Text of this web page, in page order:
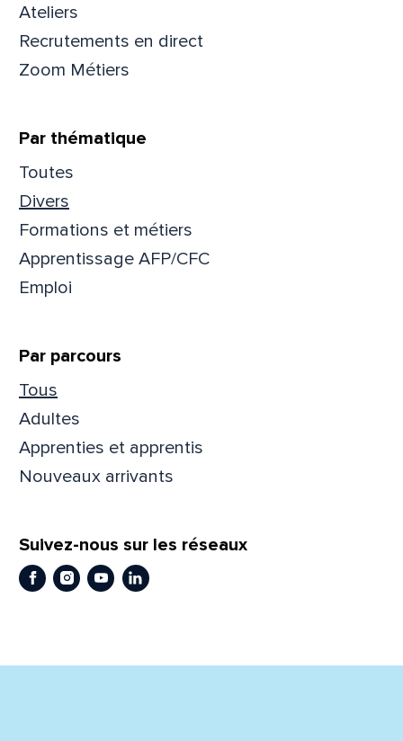
Ateliers
Recrutements en direct
Zoom Métiers
Par thématique
Toutes
Divers
Formations et métiers
Apprentissage AFP/CFC
Emploi
Par parcours
Tous
Adultes
Apprenties et apprentis
Nouveaux arrivants
Suivez-nous sur les réseaux
Facebook
Instagram
YoutubeLinkedIn